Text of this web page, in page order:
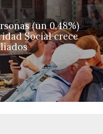
(un 0,48%)
Social crece